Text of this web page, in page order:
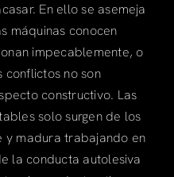
En ello se asemeja
máquinas conocen
impecablemente, o
conflictos no son
constructivo. Las
solo surgen de los
y madura trabajando en
la conducta autolesiva